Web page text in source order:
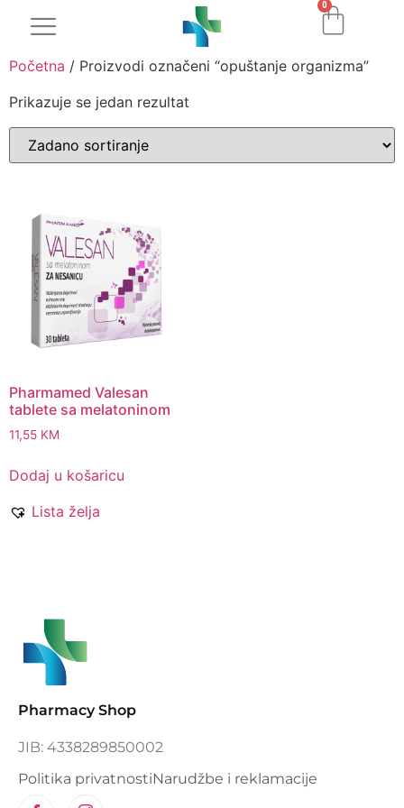
0
Početna / Proizvodi označeni “opuštanje organizma”
Prikazuje se jedan rezultat
Pharmamed Valesan
tablete sa melatoninom
11,55 KM
Dodaj u košaricu
Lista želja
Pharmacy Shop
JIB: 4338289850002
Politika privatnostiNarudžbe i reklamacije